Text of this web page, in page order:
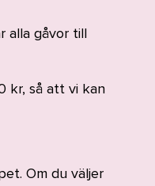
alla gåvor till
kr, så att vi kan
Om du väljer